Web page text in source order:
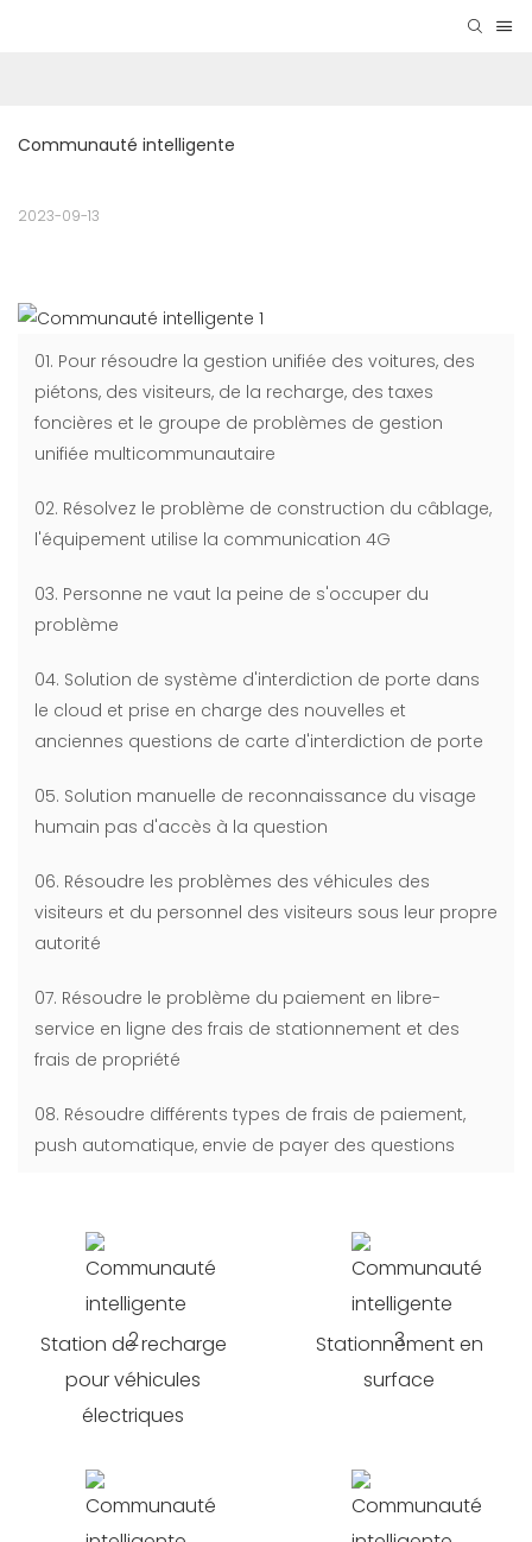
Communauté intelligente
2023-09-13
01. Pour résoudre la gestion unifiée des voitures, des
piétons, des visiteurs, de la recharge, des taxes
foncières et le groupe de problèmes de gestion
unifiée multicommunautaire
02. Résolvez le problème de construction du câblage,
l'équipement utilise la communication 4G
03. Personne ne vaut la peine de s'occuper du
problème
04. Solution de système d'interdiction de porte dans
le cloud et prise en charge des nouvelles et
anciennes questions de carte d'interdiction de porte
05. Solution manuelle de reconnaissance du visage
humain pas d'accès à la question
06. Résoudre les problèmes des véhicules des
visiteurs et du personnel des visiteurs sous leur propre
autorité
07. Résoudre le problème du paiement en libre-
service en ligne des frais de stationnement et des
frais de propriété
08. Résoudre différents types de frais de paiement,
push automatique, envie de payer des questions
Station de recharge
pour véhicules
électriques
Stationnement en
surface